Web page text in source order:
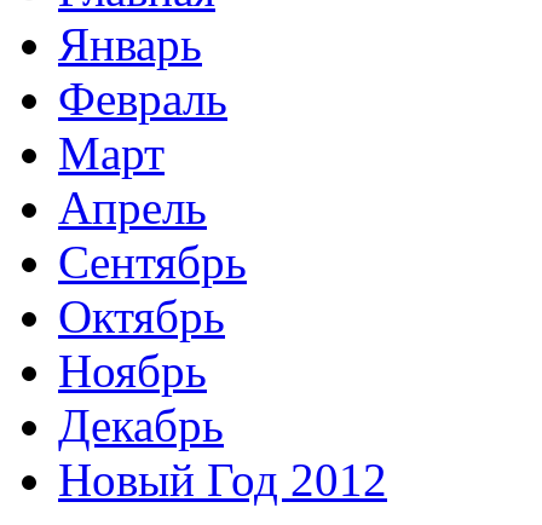
Январь
Февраль
Март
Апрель
Сентябрь
Октябрь
Ноябрь
Декабрь
Новый Год 2012